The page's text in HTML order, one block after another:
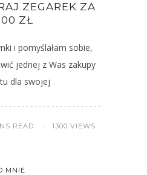
ZEGAREK ZA
ZŁ
i pomyślałam sobie,
jednej z Was zakupy
dla swojej
READ 1300 VIEWS
MNIE